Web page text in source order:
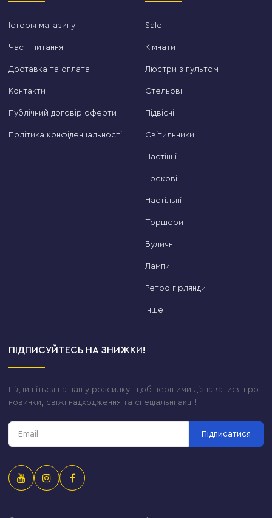
Історія магазину
Часті питання
Доставка та оплата
Контакти
Публічний договір оферти
Політика конфіденцальності
Sale
Кімнати
Люстри з пультом
Стельові
Підвісні
Світильники
Настінні
Трекові
Настільні
Торшери
Вуличні
Лампи
Ретро гірлянди
Інше
ПІДПИСУЙТЕСЬ НА ЗНИЖКИ!
Підпишіться на нашу розсилку, щоб першими дізнаватися про
новинки, свіжі надходження та спеціальні акції!
Підписатися